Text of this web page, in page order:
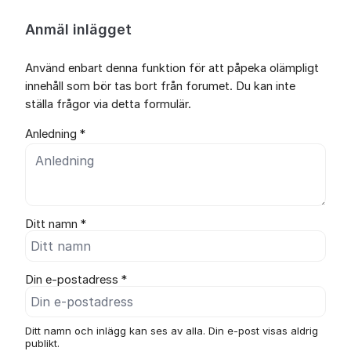
Anmäl inlägget
Använd enbart denna funktion för att påpeka olämpligt
innehåll som bör tas bort från forumet. Du kan inte
ställa frågor via detta formulär.
Anledning *
Ditt namn *
Din e-postadress *
Ditt namn och inlägg kan ses av alla. Din e-post visas aldrig
publikt.